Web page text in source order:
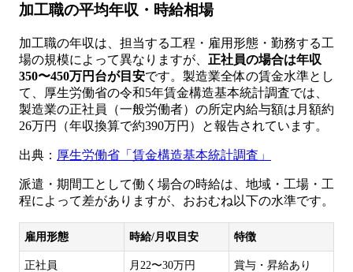
加工職の平均年収・時給相場
加工職の年収は、担当する工程・雇用形態・勤務する工
場の規模によって異なりますが、 正社員の場合は年収
350〜450万円台が目安です。製造業全体の賃金水準とし
て、厚生労働省の令和5年賃金構造基本統計調査では、
製造業の正社員（一般労働者）の所定内給与額は月額約
26万円（年収換算で約390万円）と報告されています。
出典： 厚生労働省「賃金構造基本統計調査」
派遣・期間工として働く場合の時給は、地域・工場・工
程によって差がありますが、おおむね以下の水準です。
雇用形態 時給/月収目安 特徴
正社員 月22〜30万円 賞与・昇給あり